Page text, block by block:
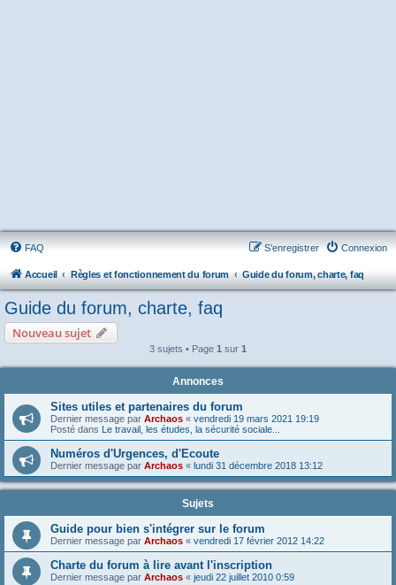
FAQ Connexion
S’enregistrer
Accueil Règles et fonctionnement du forum Guide du forum, charte, faq
Guide du forum, charte, faq
Nouveau sujet
3 sujets • Page 1 sur 1
Annonces
Sites utiles et partenaires du forum
Dernier message par Archaos « vendredi 19 mars 2021 19:19
Posté dans Le travail, les études, la sécurité sociale...
Numéros d'Urgences, d'Ecoute
Dernier message par Archaos « lundi 31 décembre 2018 13:12
Sujets
Guide pour bien s'intégrer sur le forum
Dernier message par Archaos « vendredi 17 février 2012 14:22
Charte du forum à lire avant l'inscription
Dernier message par Archaos « jeudi 22 juillet 2010 0:59